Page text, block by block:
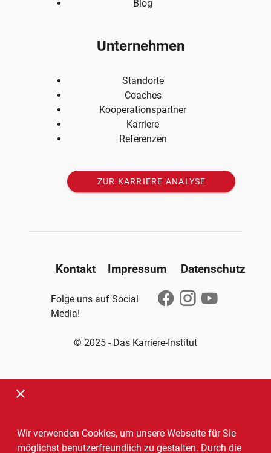
Blog
Unternehmen
Standorte
Coaches
Kooperationspartner
Karriere
Referenzen
ZUR KARRIERE ANALYSE
Kontakt Impressum Datenschutz
Folge uns auf Social
Media!
© 2025 - Das Karriere-Institut
Wir verwenden Cookies, um unsere Webseite für Sie
möglichst benutzerfreundlich zu gestalten. Durch die